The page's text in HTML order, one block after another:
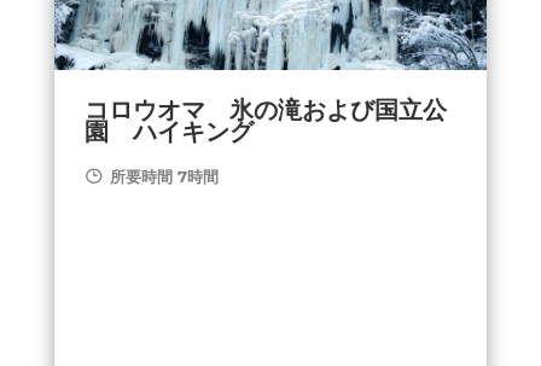
コロウオマ 氷の滝および国立公
園 ハイキング
所要時間 7時間